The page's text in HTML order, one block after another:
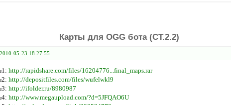
Карты для OGG бота (CT.2.2)
05-23 18:27:55
http://rapidshare.com/files/16204776...final_maps.rar
http://depositfiles.com/files/wufelwkl9
http://ifolder.ru/8980987
http://www.megaupload.com/?d=5JFQAO6U